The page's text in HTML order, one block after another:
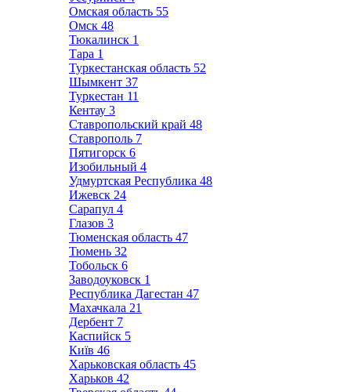
Омская область 55
Омск 48
Тюкалинск 1
Тара 1
Туркестанская область 52
Шымкент 37
Туркестан 11
Кентау 3
Ставропольский край 48
Ставрополь 7
Пятигорск 6
Изобильный 4
Удмуртская Республика 48
Ижевск 24
Сарапул 4
Глазов 3
Тюменская область 47
Тюмень 32
Тобольск 6
Заводоуковск 1
Республика Дагестан 47
Махачкала 21
Дербент 7
Каспийск 5
Київ 46
Харьковская область 45
Харьков 42